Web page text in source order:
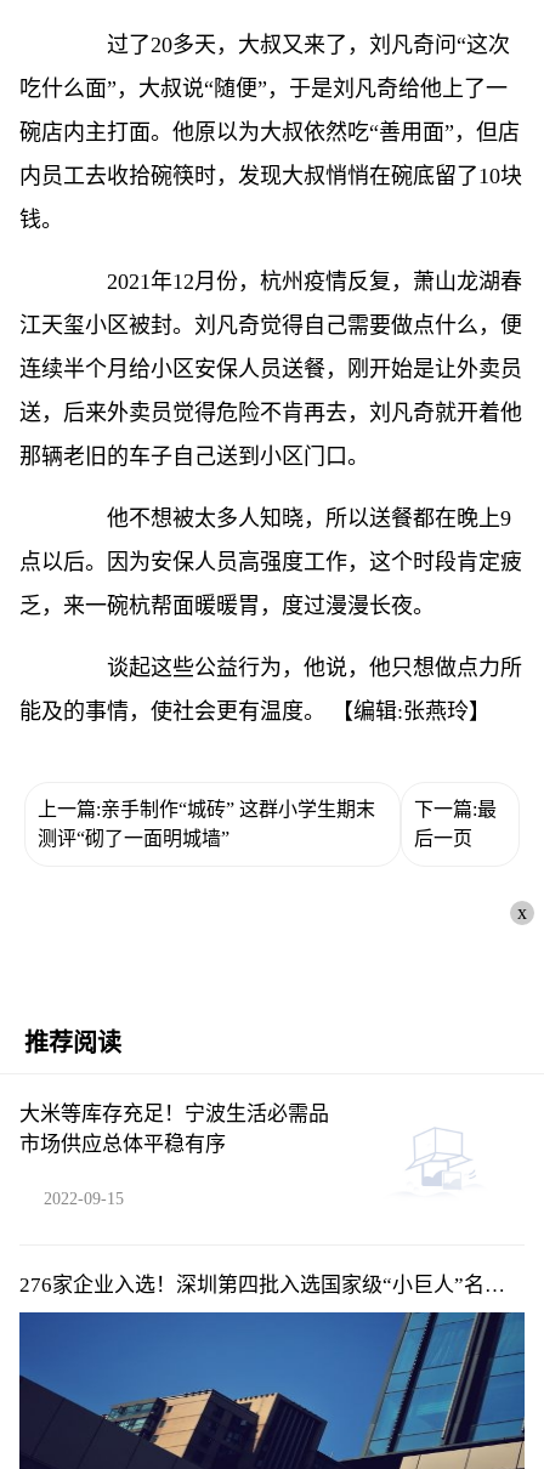
过了20多天，大叔又来了，刘凡奇问“这次
吃什么面”，大叔说“随便”，于是刘凡奇给他上了一
碗店内主打面。他原以为大叔依然吃“善用面”，但店
内员工去收拾碗筷时，发现大叔悄悄在碗底留了10块
钱。
2021年12月份，杭州疫情反复，萧山龙湖春
江天玺小区被封。刘凡奇觉得自己需要做点什么，便
连续半个月给小区安保人员送餐，刚开始是让外卖员
送，后来外卖员觉得危险不肯再去，刘凡奇就开着他
那辆老旧的车子自己送到小区门口。
他不想被太多人知晓，所以送餐都在晚上9
点以后。因为安保人员高强度工作，这个时段肯定疲
乏，来一碗杭帮面暖暖胃，度过漫漫长夜。
谈起这些公益行为，他说，他只想做点力所
能及的事情，使社会更有温度。
【编辑:张燕玲】
上一篇:亲手制作“城砖” 这群小学生期末
测评“砌了一面明城墙”
下一篇:最
后一页
x
推荐阅读
大米等库存充足！宁波生活必需品
市场供应总体平稳有序
2022-09-15
276家企业入选！深圳第四批入选国家级“小巨人”名单
公布